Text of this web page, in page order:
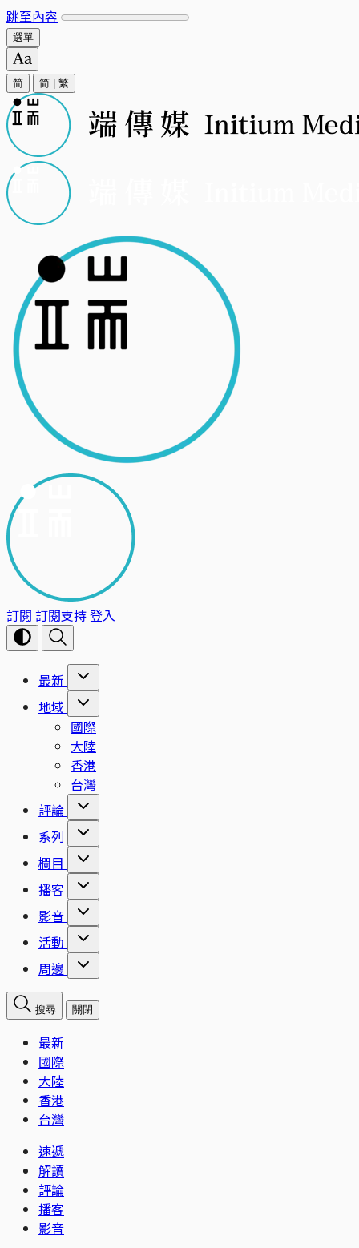
跳至內容
選單
简 简 繁
訂閱 訂閱支持登入
最新
地域
國際
大陸
香港
台灣
評論
系列
欄目
播客
影音
活動
周邊
搜尋 關閉
最新
國際
大陸
香港
台灣
速遞
解讀
評論
播客
影音